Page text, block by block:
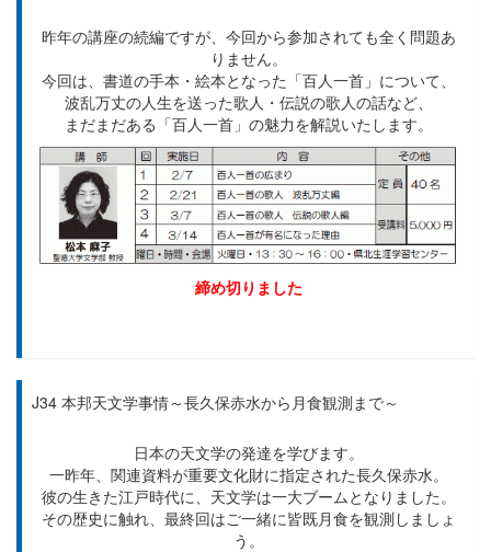
昨年の講座の続編ですが、今回から参加されても全く問題あ
りません。
今回は、書道の手本・絵本となった「百人一首」について、
波乱万丈の人生を送った歌人・伝説の歌人の話など、
まだまだある「百人一首」の魅力を解説いたします。
締め切りました
J34 本邦天文学事情～長久保赤水から月食観測まで～
日本の天文学の発達を学びます。
一昨年、関連資料が重要文化財に指定された長久保赤水。
彼の生きた江戸時代に、天文学は一大ブームとなりました。
その歴史に触れ、最終回はご一緒に皆既月食を観測しましょ
う。